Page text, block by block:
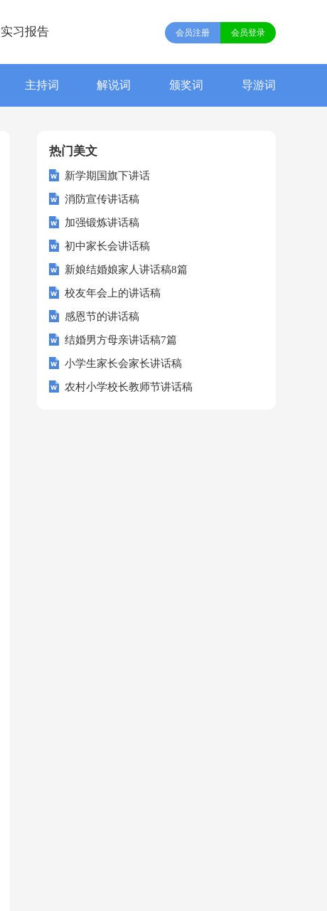
实习报告 会员登录
会员注册
主持词 解说词 颁奖词 导游词
热门美文
新学期国旗下讲话
消防宣传讲话稿
加强锻炼讲话稿
初中家长会讲话稿
新娘结婚娘家人讲话稿8篇
校友年会上的讲话稿
感恩节的讲话稿
结婚男方母亲讲话稿7篇
小学生家长会家长讲话稿
农村小学校长教师节讲话稿